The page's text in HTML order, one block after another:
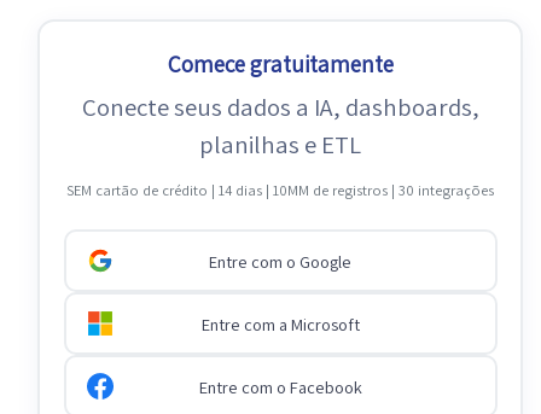
Comece gratuitamente
Conecte seus dados a IA, dashboards,
planilhas e ETL
SEM cartão de crédito | 14 dias | 10MM de registros | 30 integrações
Entre com o Google
Entre com a Microsoft
Entre com o Facebook